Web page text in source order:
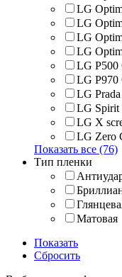
LG
LG
LG
LG
LG P500
LG P970
LG
LG Spirit
LG X
LG Zero
Показать все (76)
Тип пленки
Матовая
Показать
Сбросить